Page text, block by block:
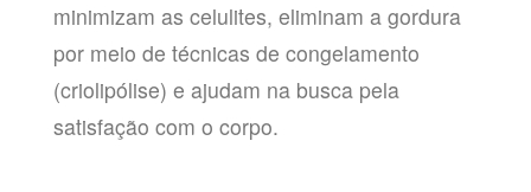
minimizam as celulites, eliminam a gordura
por meio de técnicas de congelamento
(criolipólise) e ajudam na busca pela
satisfação com o corpo.